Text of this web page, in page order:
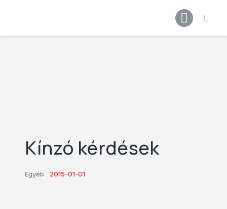
Kínzó kérdések
Egyéb 2015-01-01